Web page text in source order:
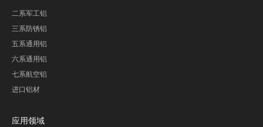
二系军工铝
三系防锈铝
五系通用铝
六系通用铝
七系航空铝
进口铝材
应用领域